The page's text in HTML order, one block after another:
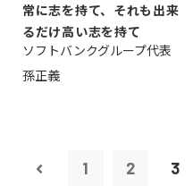
常に志を持て、それも出来
るだけ高い志を持て
ソフトバンクグループ代表
孫正義
1 2 3